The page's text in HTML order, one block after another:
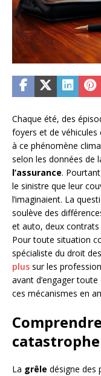
Chaque été, des
foyers et de véhicules
à ce phénomène
selon les données de
l’assurance.
le sinistre que leur
l’imaginaient. La
soulève des
et auto, deux contrats
Pour toute situation
spécialiste du droit
plus sur les
avant d’engager
ces mécanismes en
La grêle désigne des